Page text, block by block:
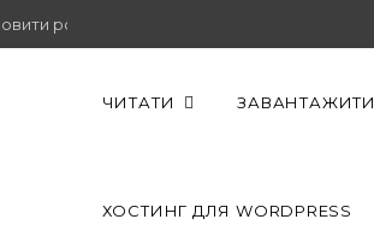
роботу.
ЧИТАТИ ЗАВАНТАЖИТИ
ХОСТИНГ ДЛЯ WORDPRESS